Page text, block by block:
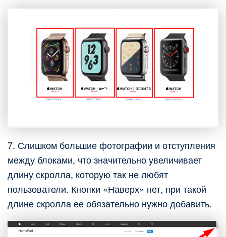
7. Слишком большие фотографии и отступления
между блоками, что значительно увеличивает
длину скролла, которую так не любят
пользователи. Кнопки «Наверх» нет, при такой
длине скролла ее обязательно нужно добавить.